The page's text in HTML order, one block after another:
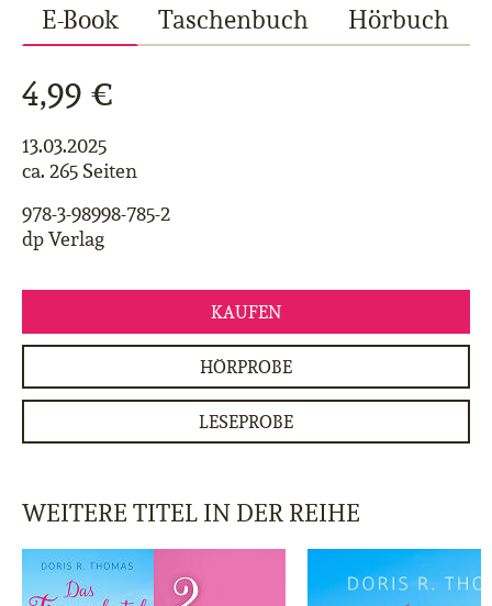
E-Book Taschenbuch Hörbuch
4,99 €
13.03.2025
ca. 265 Seiten
978-3-98998-785-2
dp Verlag
KAUFEN
HÖRPROBE
LESEPROBE
WEITERE TITEL IN DER REIHE